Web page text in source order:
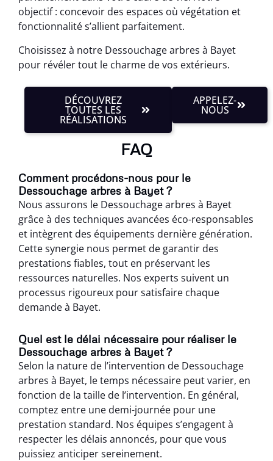
objectif : concevoir des espaces où végétation et
fonctionnalité s’allient parfaitement.
Choisissez à notre Dessouchage arbres à Bayet
pour révéler tout le charme de vos extérieurs.
DÉCOUVREZ
TOUTES LES
RÉALISATIONS
APPELEZ-
NOUS
FAQ
Comment procédons-nous pour le
Dessouchage arbres à Bayet ?
Nous assurons le Dessouchage arbres à Bayet
grâce à des techniques avancées éco-responsables
et intègrent des équipements dernière génération.
Cette synergie nous permet de garantir des
prestations fiables, tout en préservant les
ressources naturelles. Nos experts suivent un
processus rigoureux pour satisfaire chaque
demande à Bayet.
Quel est le délai nécessaire pour réaliser le
Dessouchage arbres à Bayet ?
Selon la nature de l’intervention de Dessouchage
arbres à Bayet, le temps nécessaire peut varier, en
fonction de la taille de l’intervention. En général,
comptez entre une demi-journée pour une
prestation standard. Nos équipes s’engagent à
respecter les délais annoncés, pour que vous
puissiez anticiper sereinement.